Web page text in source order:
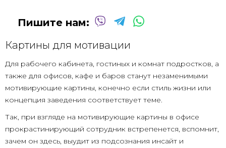
Пишите нам:
Картины для мотивации
Для рабочего кабинета, гостиных и комнат подростков, а
также для офисов, кафе и баров станут незаменимыми
мотивирующие картины, конечно если стиль жизни или
концепция заведения соответствует теме.
Так, при взгляде на мотивирующие картины в офисе
прокрастинирующий сотрудник встрепенется, вспомнит,
зачем он здесь, выудит из подсознания инсайт и